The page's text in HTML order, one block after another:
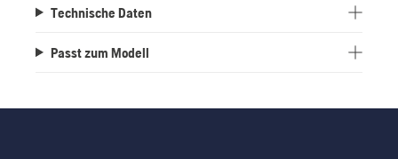
Technische Daten
Passt zum Modell